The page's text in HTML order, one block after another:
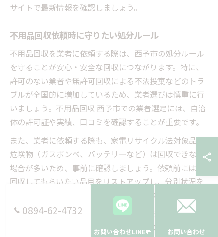
サイトで最新情報を確認しましょう。
不用品回収依頼時に守りたい処分ルール
不用品回収を業者に依頼する際は、西予市の処分ルール
を守ることが安心・安全な回収につながります。特に、
許可のない業者や無許可回収による不法投棄などのトラ
ブルが全国的に増加しているため、業者選びは慎重に行
いましょう。不用品回収 西予市での業者選定には、自治
体の許可証や実績、口コミを確認することが重要です。
また、業者に依頼する際も、家電リサイクル法対象品や
危険物（ガスボンベ、バッテリーなど）は回収できない
場合が多いため、事前に確認しましょう。依頼前には、
回収してもらいたい品目をリストアップし、分別状況を
伝えておくことでトラブル防止につながります。
「不用品回収業者がヤバいかどうかの見分け方は？」と
いう質問も多く、料金体系や追加費用の有無、アフター
0894-62-4732
お問い合わせLINE お問い合わせ